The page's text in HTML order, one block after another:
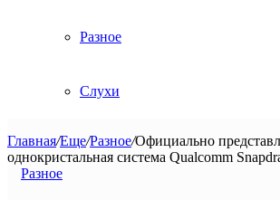
Разное
Слухи
Главная/Еще/Разное/Официально
однокристальная система Qualcomm
Разное